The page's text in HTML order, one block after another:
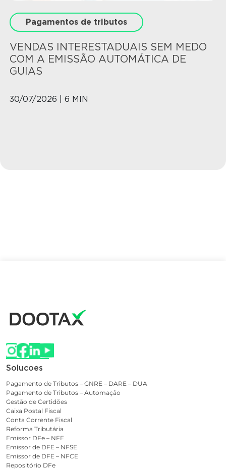
Pagamentos de tributos
VENDAS INTERESTADUAIS SEM MEDO
COM A EMISSÃO AUTOMÁTICA DE
GUIAS
30/07/2026 | 6 MIN
Solucoes
Pagamento de Tributos – GNRE – DARE – DUA
Pagamento de Tributos – Automação
Gestão de Certidões
Caixa Postal Fiscal
Conta Corrente Fiscal
Reforma Tributária
Emissor DFe – NFE
Emissor de DFE – NFSE
Emissor de DFE – NFCE
Repositório DFe